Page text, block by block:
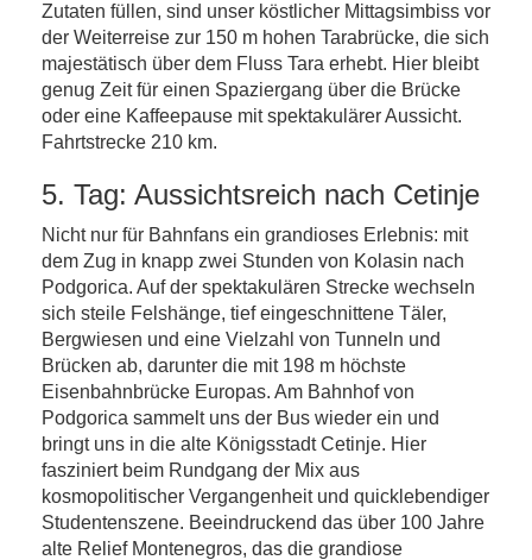
Zutaten füllen, sind unser köstlicher Mittagsimbiss vor
der Weiterreise zur 150 m hohen Tarabrücke, die sich
majestätisch über dem Fluss Tara erhebt. Hier bleibt
genug Zeit für einen Spaziergang über die Brücke
oder eine Kaffeepause mit spektakulärer Aussicht.
Fahrtstrecke 210 km.
5. Tag: Aussichtsreich nach Cetinje
Nicht nur für Bahnfans ein grandioses Erlebnis: mit
dem Zug in knapp zwei Stunden von Kolasin nach
Podgorica. Auf der spektakulären Strecke wechseln
sich steile Felshänge, tief eingeschnittene Täler,
Bergwiesen und eine Vielzahl von Tunneln und
Brücken ab, darunter die mit 198 m höchste
Eisenbahnbrücke Europas. Am Bahnhof von
Podgorica sammelt uns der Bus wieder ein und
bringt uns in die alte Königsstadt Cetinje. Hier
fasziniert beim Rundgang der Mix aus
kosmopolitischer Vergangenheit und quicklebendiger
Studentenszene. Beeindruckend das über 100 Jahre
alte Relief Montenegros, das die grandiose